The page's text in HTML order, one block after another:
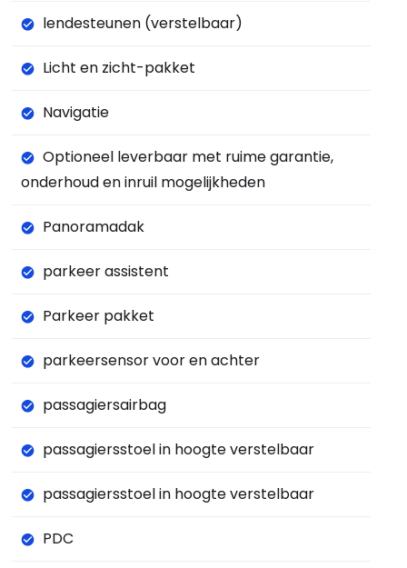
lendesteunen (verstelbaar)
Licht en zicht-pakket
Navigatie
Optioneel leverbaar met ruime garantie,
onderhoud en inruil mogelijkheden
Panoramadak
parkeer assistent
Parkeer pakket
parkeersensor voor en achter
passagiersairbag
passagiersstoel in hoogte verstelbaar
passagiersstoel in hoogte verstelbaar
PDC